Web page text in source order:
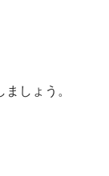
しょう。